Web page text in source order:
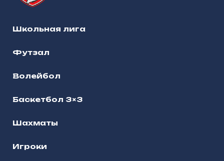
Школьная лига
Футзал
Волейбол
Баскетбол 3×3
Шахматы
Игроки